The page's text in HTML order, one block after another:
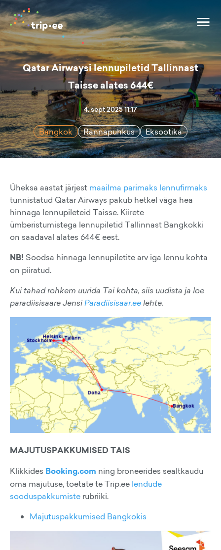
Qatar Airwaysi lennupiletid Tallinnast
Taisse alates 644€
4. sept 2025 11:17
Bangkok Rannapuhkus Eksootika
Üheksa aastat järjest maailma parimaks lennufirmaks
tunnistatud Qatar Airways pakub hetkel väga hea
hinnaga lennupileteid Taisse. Kiirete
ümberistumistega lennupiletid Tallinnast Bangkokki
on saadaval alates 644€ eest.
NB! Soodsa hinnaga lennupiletite arv iga lennu kohta
on piiratud.
Kui tahad rohkem uurida Tai kohta, siis uudista ja loe
paradiisisaare JensiParadiisisaar.eelehte.
MAJUTUSPAKKUMISED TAIS
Klikkides Booking.com ning broneerides sealtkaudu
oma majutuse, toetate te Trip.ee lendude
sooduspakkumiste rubriiki.
Majutuspakkumised Bangkokis